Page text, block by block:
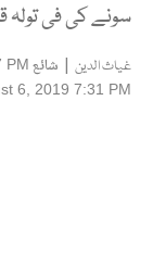
سونے کی فی تولہ قیمت میں 550
غیاث الدین | شائع PM
6, 2019 7:31 PM